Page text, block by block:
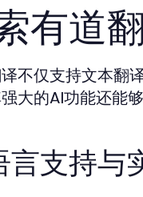
有道
不仅支持文本翻
大的AI功能还能
言支持与